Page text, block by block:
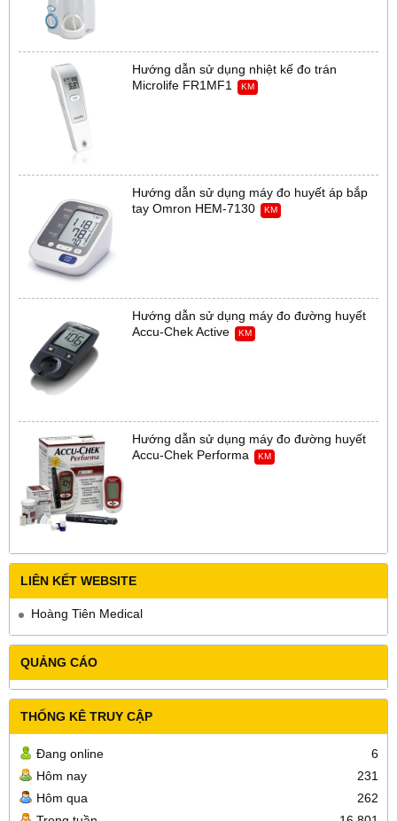
Hướng dẫn sử dụng nhiệt kế đo trán
Microlife FR1MF1
KM
Hướng dẫn sử dụng máy đo huyết áp bắp
tay Omron HEM-7130
KM
Hướng dẫn sử dụng máy đo đường huyết
Accu-Chek Active
KM
Hướng dẫn sử dụng máy đo đường huyết
Accu-Chek Performa
KM
LIÊN KẾT WEBSITE
Hoàng Tiên Medical
QUẢNG CÁO
THỐNG KÊ TRUY CẬP
Đang online
6
Hôm nay
231
Hôm qua
262